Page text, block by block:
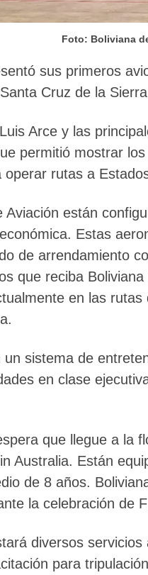
Foto: Boliviana
sus primeros
Cruz de la
Arce y las
permitió mostrar
rutas a
Aviación están
Estas
de arrendamiento
que reciba
en las
sistema de
en clase
que llegue a la
Australia. Están
de 8 años.
la celebración de
diversos
para